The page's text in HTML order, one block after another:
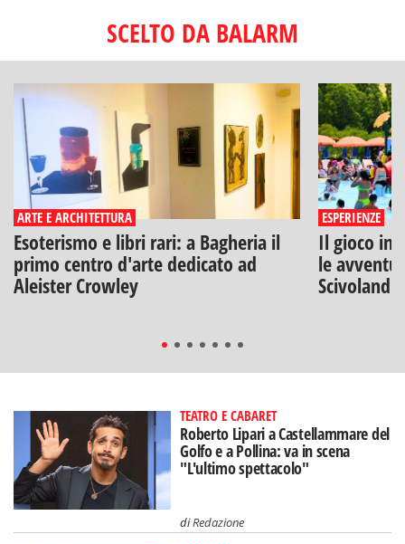
SCELTO DA BALARM
ARTE E ARCHITETTURA
Esoterismo e libri rari: a Bagheria il
primo centro d'arte dedicato ad
Aleister Crowley
ESPERIENZE
Il gioco
le
Scivolandia
TEATRO E CABARET
Roberto Lipari a Castellammare del
Golfo e a Pollina: va in scena
"L'ultimo spettacolo"
diRedazione